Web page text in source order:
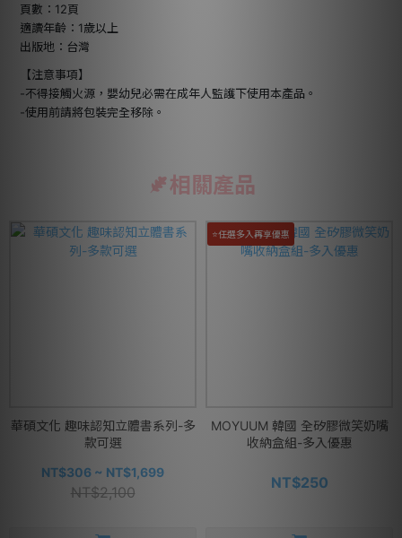
頁數：12頁
適讀年齡：1歲以上
出版地：台灣
【注意事項】
-不得接觸火源，嬰幼兒必需在成年人監護下使用本產品。
-使用前請將包裝完全移除。
相關產品
華碩文化 趣味認知立體書系列-多
款可選
NT$306 ~ NT$1,699
NT$2,100
⭐任選多入再享優惠
MOYUUM 韓國 全矽膠微笑奶嘴
收納盒組-多入優惠
NT$250